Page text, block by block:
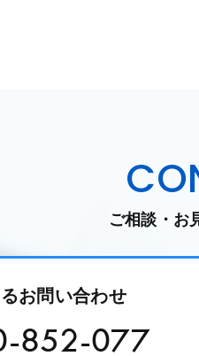
ご相談・お
お問い合わせ
852-077